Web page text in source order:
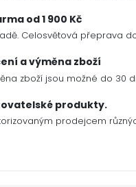
od 1 900 Kč
Celosvětová přeprava
a výměna zboží
zboží jsou možné do 30
produkty.
prodejcem